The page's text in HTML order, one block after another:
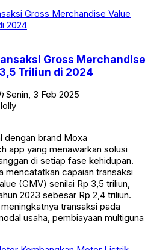
Gross Merchandise
Triliun di 2024
Senin, 3 Feb 2025
dengan brand Moxa
app yang menawarkan solusi
di setiap fase kehidupan.
mencatatkan capaian transaksi
(GMV) senilai Rp 3,5 triliun,
2023 sebesar Rp 2,4 triliun.
transaksi pada
usaha, pembiayaan multiguna